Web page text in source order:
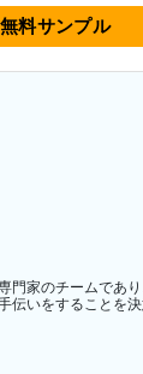
無料サンプル
門家のチームであ
伝いをすることを決